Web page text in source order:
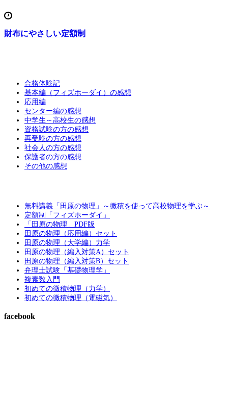
財布にやさしい定額制
合格体験記
基本編（フィズホーダイ）の感想
応用編
センター編の感想
中学生～高校生の感想
資格試験の方の感想
再受験の方の感想
社会人の方の感想
保護者の方の感想
その他の感想
無料講義「田原の物理」～微積を使って高校物理を学ぶ～
定額制「フィズホーダイ」
「田原の物理」PDF版
田原の物理（応用編）セット
田原の物理（大学編）力学
田原の物理（編入対策A）セット
田原の物理（編入対策B）セット
弁理士試験「基礎物理学」
複素数入門
初めての微積物理（力学）
初めての微積物理（電磁気）
facebook